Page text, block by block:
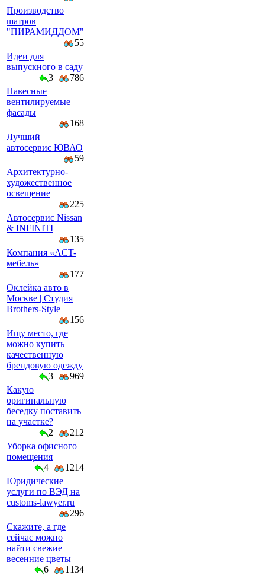
Производство
шатров
"ПИРАМИДДОМ"
55
Идеи для
выпускного в саду
3
786
Навесные
вентилируемые
фасады
168
Лучший
автосервис ЮВАО
59
Архитектурно-
художественное
освещение
225
Автосервис Nissan
& INFINITI
135
Компaния «AСT-
мeбeль»
177
Оклейка авто в
Москве | Студия
Brothers-Style
156
Ищу место, где
можно купить
качественную
брендовую одежду
3
969
Какую
оригинальную
беседку поставить
на участке?
2
212
Уборка офисного
помещения
4
1214
Юридические
услуги по ВЭД на
customs-lawyer.ru
296
Скажите, а где
сейчас можно
найти свежие
весенние цветы
6
1134